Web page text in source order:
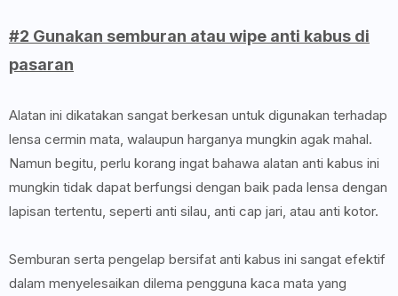
#2 Gunakan semburan atau wipe anti kabus di
pasaran
Alatan ini dikatakan sangat berkesan untuk digunakan terhadap
lensa cermin mata, walaupun harganya mungkin agak mahal.
Namun begitu, perlu korang ingat bahawa alatan anti kabus ini
mungkin tidak dapat berfungsi dengan baik pada lensa dengan
lapisan tertentu, seperti anti silau, anti cap jari, atau anti kotor.
Semburan serta pengelap bersifat anti kabus ini sangat efektif
dalam menyelesaikan dilema pengguna kaca mata yang